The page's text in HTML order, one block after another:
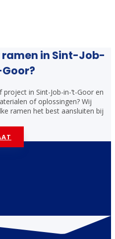
in Sint-Job-
in Sint-Job-in-’t-Goor en
of oplossingen? Wij
ramen het best aansluiten bij